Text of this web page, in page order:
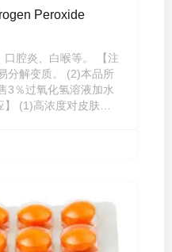
口腔炎、白喉等。 【注
分解变质。 (2)本品所
3％过氧化氢溶液加水
(1)高浓度对皮肤和